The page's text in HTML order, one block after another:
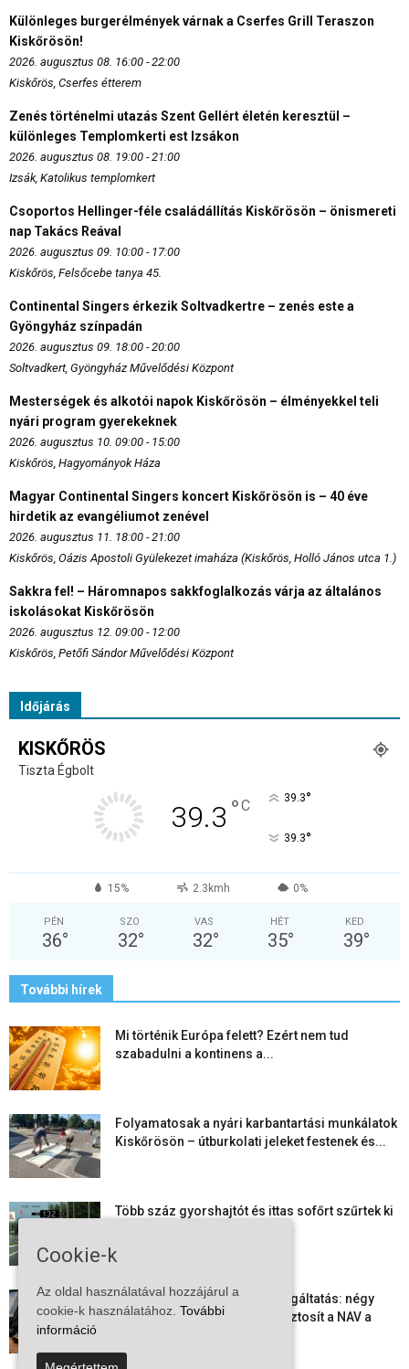
Különleges burgerélmények várnak a Cserfes Grill Teraszon
Kiskőrösön!
2026. augusztus 08. 16:00 - 22:00
Kiskőrös, Cserfes étterem
Zenés történelmi utazás Szent Gellért életén keresztül –
különleges Templomkerti est Izsákon
2026. augusztus 08. 19:00 - 21:00
Izsák, Katolikus templomkert
Csoportos Hellinger-féle családállítás Kiskőrösön – önismereti
nap Takács Reával
2026. augusztus 09. 10:00 - 17:00
Kiskőrös, Felsőcebe tanya 45.
Continental Singers érkezik Soltvadkertre – zenés este a
Gyöngyház színpadán
2026. augusztus 09. 18:00 - 20:00
Soltvadkert, Gyöngyház Művelődési Központ
Mesterségek és alkotói napok Kiskőrösön – élményekkel teli
nyári program gyerekeknek
2026. augusztus 10. 09:00 - 15:00
Kiskőrös, Hagyományok Háza
Magyar Continental Singers koncert Kiskőrösön is – 40 éve
hirdetik az evangéliumot zenével
2026. augusztus 11. 18:00 - 21:00
Kiskőrös, Oázis Apostoli Gyülekezet imaháza (Kiskőrös, Holló János utca 1.)
Sakkra fel! – Háromnapos sakkfoglalkozás várja az általános
iskolásokat Kiskőrösön
2026. augusztus 12. 09:00 - 12:00
Kiskőrös, Petőfi Sándor Művelődési Központ
Időjárás
KISKŐRÖS
Tiszta Égbolt
39.3 °C 39.3°
39.3°
15% 2.3kmh 0%
PÉN
36°
SZO
32°
VAS
32°
HÉT
35°
KED
39°
További hírek
Mi történik Európa felett? Ezért nem tud
szabadulni a kontinens a...
Folyamatosak a nyári karbantartási munkálatok
Kiskőrösön – útburkolati jeleket festenek és...
Több száz gyorshajtót és ittas sofőrt szűrtek ki
Elektronikus nyugtaadat-szolgáltatás: négy
hónapos átállási időszakot biztosít a NAV a
Cookie-k
Az oldal használatával hozzájárul a
cookie-k használatához. További
információ